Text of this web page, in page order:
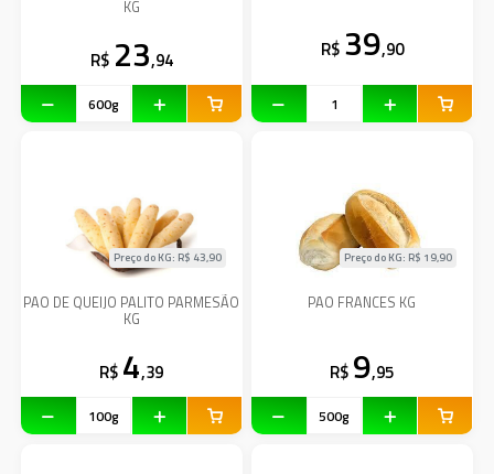
KG
R$ 23,94 R$ 39,90
PAO DE QUEIJO PALITO PARMESÃO
KG
Preço do KG: R$ 43,90
R$ 4,39
PAO FRANCES KG
Preço do KG: R$ 19,90
R$ 9,95